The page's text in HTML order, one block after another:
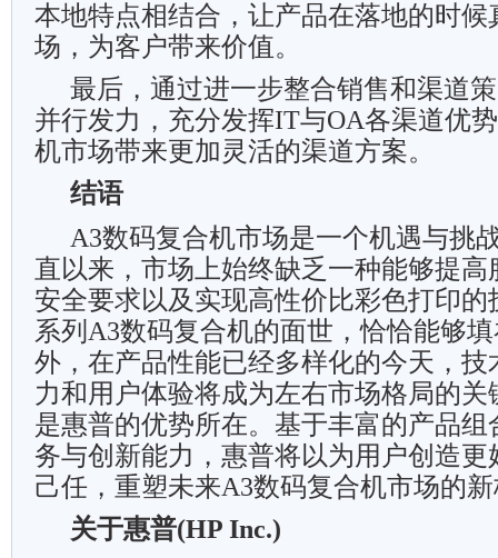
本地特点相结合，让产品在落地的时候
场，为客户带来价值。
最后，通过进一步整合销售和渠道
并行发力，充分发挥IT与OA各渠道优
机市场带来更加灵活的渠道方案。
结语
A3数码复合机市场是一个机遇与挑
直以来，市场上始终缺乏一种能够提高
安全要求以及实现高性价比彩色打印的
系列A3数码复合机的面世，恰恰能够
外，在产品性能已经多样化的今天，技
力和用户体验将成为左右市场格局的关
是惠普的优势所在。基于丰富的产品组
务与创新能力，惠普将以为用户创造更
己任，重塑未来A3数码复合机市场的
关于惠普(HP Inc.)